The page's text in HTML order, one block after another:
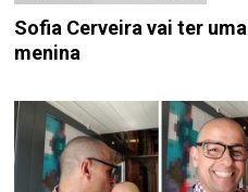
Sofia Cerveira vai ter uma
menina